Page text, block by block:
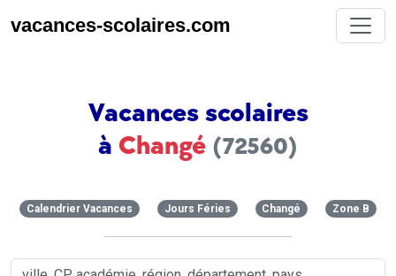
vacances-scolaires.com
Vacances scolaires
à Changé (72560)
Calendrier Vacances Jours Féries Changé Zone B